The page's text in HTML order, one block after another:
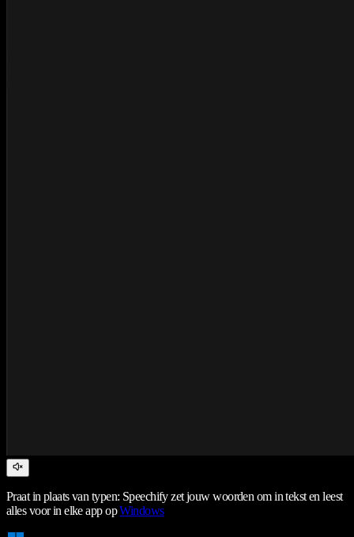
Praat in plaats van typen: Speechify zet jouw woorden om in tekst en leest
alles voor in elke app opWindows